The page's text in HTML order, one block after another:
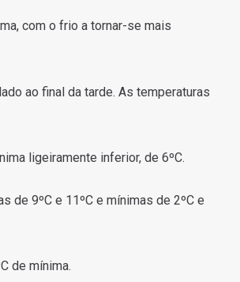
com o frio a tornar-se mais
ao final da tarde. As temperaturas
ligeiramente inferior, de 6ºC.
de 9ºC e 11ºC e mínimas de 2ºC e
de mínima.